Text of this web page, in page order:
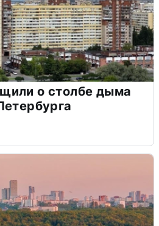
о столбе дыма